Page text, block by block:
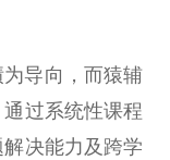
导向，而猿辅
过系统性课程
决能力及跨学